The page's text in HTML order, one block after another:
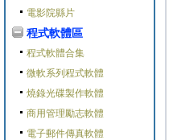
電影院縣片
程式軟體區
程式軟體合集
微軟系列程式軟體
燒錄光碟製作軟體
商用管理勵志軟體
電子郵件傳真軟體